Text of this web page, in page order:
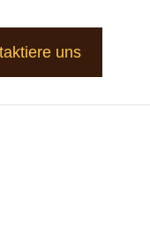
uns